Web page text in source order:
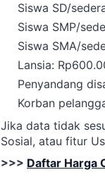
Siswa SD/
Siswa SMP/
Siswa SMA/
Lansia:
Penyandang
Korban
Jika data tidak
Sosial, atau fitur
>>> Daftar Harga